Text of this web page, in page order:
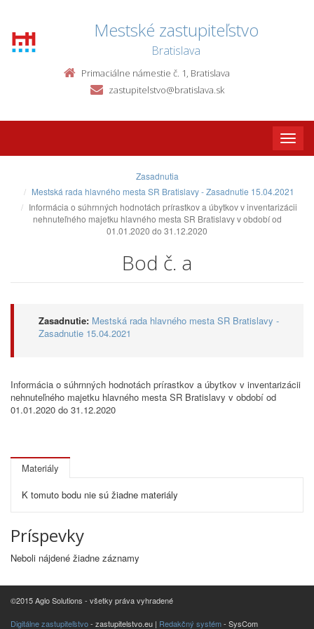
Mestské zastupiteľstvo
Bratislava
Primaciálne námestie č. 1, Bratislava
zastupitelstvo@bratislava.sk
Toggle
Zasadnutia
Mestská rada hlavného mesta SR Bratislavy - Zasadnutie 15.04.2021
Informácia o súhrnných hodnotách prírastkov a úbytkov v inventarizácii
nehnuteľného majetku hlavného mesta SR Bratislavy v období od
01.01.2020 do 31.12.2020
Bod č. a
Zasadnutie: Mestská rada hlavného mesta SR Bratislavy -
Zasadnutie 15.04.2021
Informácia o súhrnných hodnotách prírastkov a úbytkov v inventarizácii
nehnuteľného majetku hlavného mesta SR Bratislavy v období od
01.01.2020 do 31.12.2020
Materiály
K tomuto bodu nie sú žiadne materiály
Príspevky
Neboli nájdené žiadne záznamy
©2015 Aglo Solutions - všetky práva vyhradené
Digitálne zastupiteľstvo- zastupitelstvo.eu | Redakčný systém- SysCom